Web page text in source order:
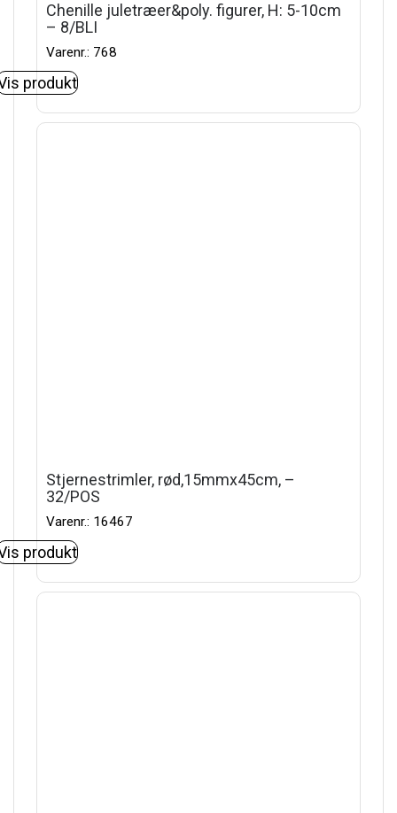
Chenille juletræer&poly. figurer, H: 5-10cm
– 8/BLI
Varenr.: 768
produkt
Stjernestrimler, rød,15mmx45cm, –
32/POS
Varenr.: 16467
produkt